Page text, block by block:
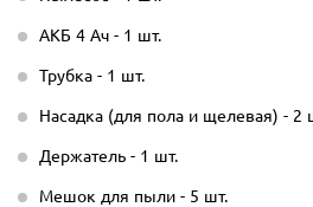
АКБ 4 Ач - 1 шт.
Трубка - 1 шт.
Насадка (для пола и щелевая) - 2
Держатель - 1 шт.
Мешок для пыли - 5 шт.